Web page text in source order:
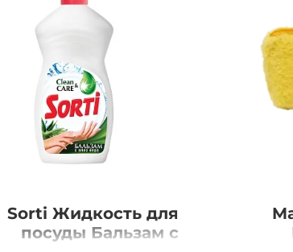
Sorti Жидкость для
посуды Бальзам с